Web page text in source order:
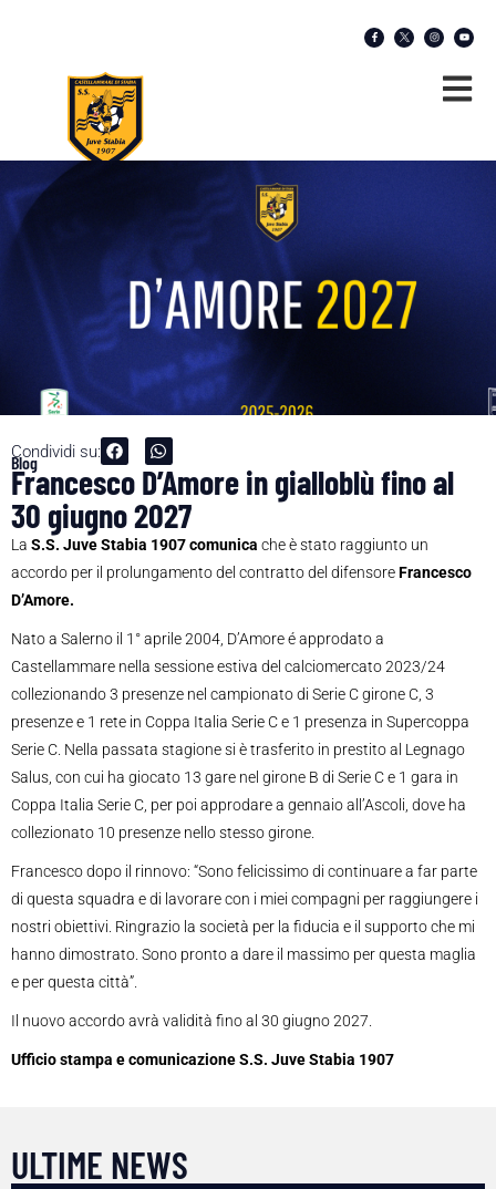
Condividi su:
Blog
Francesco D’Amore in gialloblù fino al
30 giugno 2027
La S.S. Juve Stabia 1907 comunica che è stato raggiunto un
accordo per il prolungamento del contratto del difensoreFrancesco
D’Amore.
Nato a Salerno il 1° aprile 2004, D’Amore é approdato a
Castellammare nella sessione estiva del calciomercato 2023/24
collezionando 3 presenze nel campionato di Serie C girone C, 3
presenze e 1 rete in Coppa Italia Serie C e 1 presenza in Supercoppa
Serie C. Nella passata stagione si è trasferito in prestito al Legnago
Salus, con cui ha giocato 13 gare nel girone B di Serie C e 1 gara in
Coppa Italia Serie C, per poi approdare a gennaio all’Ascoli, dove ha
collezionato 10 presenze nello stesso girone.
Francesco dopo il rinnovo: “Sono felicissimo di continuare a far parte
di questa squadra e di lavorare con i miei compagni per raggiungere i
nostri obiettivi. Ringrazio la società per la fiducia e il supporto che mi
hanno dimostrato. Sono pronto a dare il massimo per questa maglia
e per questa città”.
Il nuovo accordo avrà validità fino al 30 giugno 2027.
Ufficio stampa e comunicazione S.S. Juve Stabia 1907
ULTIME NEWS